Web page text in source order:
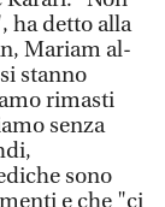
ha detto alla
Mariam al-
stanno
rimasti
senza
sono
e che "ci